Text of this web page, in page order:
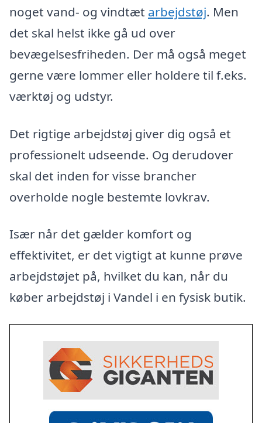
noget vand- og vindtæt arbejdstøj. Men
det skal helst ikke gå ud over
bevægelsesfriheden. Der må også meget
gerne være lommer eller holdere til f.eks.
værktøj og udstyr.
Det rigtige arbejdstøj giver dig også et
professionelt udseende. Og derudover
skal det inden for visse brancher
overholde nogle bestemte lovkrav.
Især når det gælder komfort og
effektivitet, er det vigtigt at kunne prøve
arbejdstøjet på, hvilket du kan, når du
køber arbejdstøj i Vandel i en fysisk butik.